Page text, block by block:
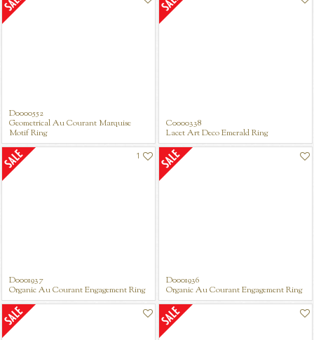
D0000552
Geometrical Au Courant Marquise
Motif Ring
C0000338
Lacet Art Deco Emerald Ring
1
D0001937
Organic Au Courant Engagement Ring
D0001936
Organic Au Courant Engagement Ring